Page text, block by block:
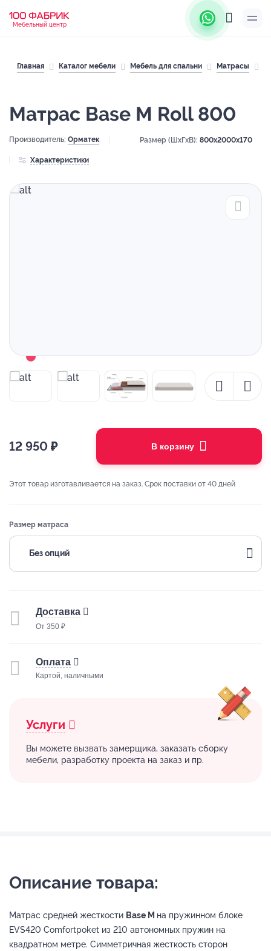
Мебельный центр
Главная Каталог мебели Мебель для спальни Матрасы
Матрас Base M Roll 800
Производитель: Орматек Размер (ШхГхВ): 800x2000x170
Характеристики
12 950 ₽ В корзину
Этот товар изготавливается на заказ. Срок поставки от 40 дней
Размер матраса
Без опций
Доставка
От 350 ₽
Оплата
Картой, наличными
Услуги
Вы можете вызвать замерщика, заказать сборку
мебели, разработку проекта на заказ и пр.
Описание товара:
Матрас средней жесткости Base M на пружинном блоке
EVS420 Comfortpoket из 210 автономных пружин на
квадратном метре. Симметричная жесткость сторон